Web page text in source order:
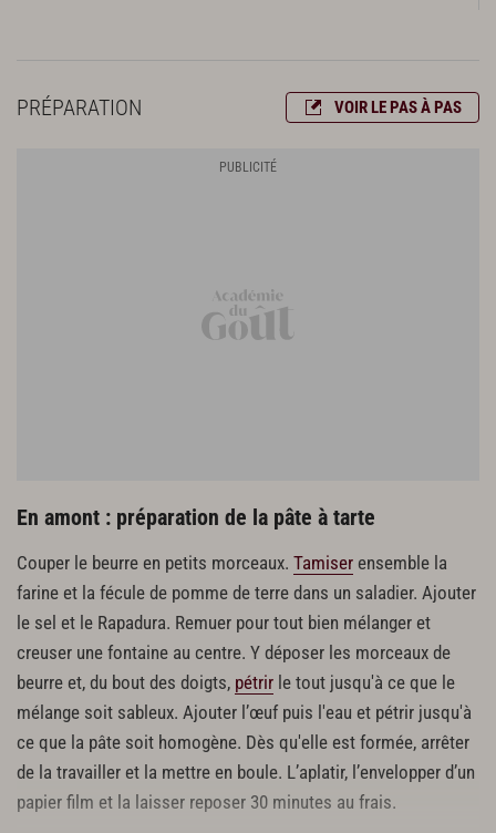
PRÉPARATION VOIR LE PAS À PAS
En amont : préparation de la pâte à tarte
Couper le beurre en petits morceaux. Tamiser ensemble la
farine et la fécule de pomme de terre dans un saladier. Ajouter
le sel et le Rapadura. Remuer pour tout bien mélanger et
creuser une fontaine au centre. Y déposer les morceaux de
beurre et, du bout des doigts, pétrir le tout jusqu'à ce que le
mélange soit sableux. Ajouter l’œuf puis l'eau et pétrir jusqu'à
ce que la pâte soit homogène. Dès qu'elle est formée, arrêter
de la travailler et la mettre en boule. L’aplatir, l’envelopper d’un
papier film et la laisser reposer 30 minutes au frais.